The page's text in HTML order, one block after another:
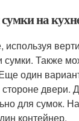
на
сумки. Также
один
для сумок.
контейнер.